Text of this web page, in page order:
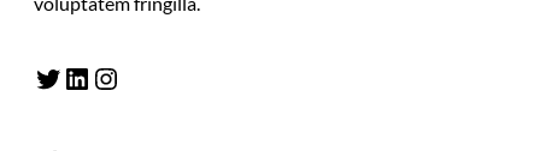
Twitter LinkedIn Instagram